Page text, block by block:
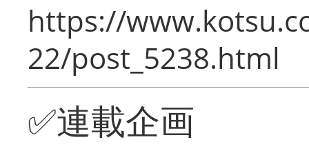
https://
22/post_5238.html
✅連載企画